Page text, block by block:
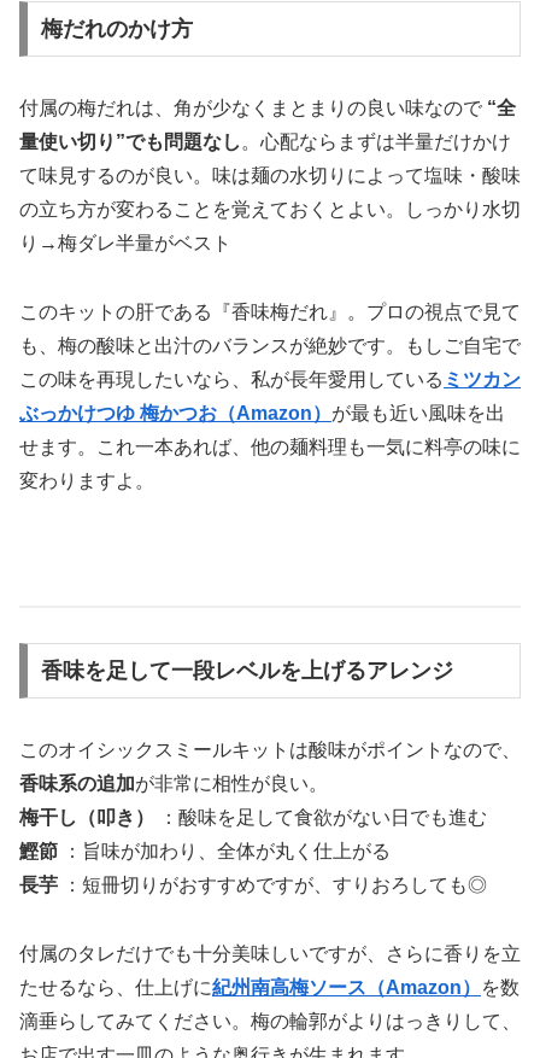
梅だれのかけ方
付属の梅だれは、角が少なくまとまりの良い味なので “全
量使い切り”でも問題なし 。心配ならまずは半量だけかけ
て味見するのが良い。味は麺の水切りによって塩味・酸味
の立ち方が変わることを覚えておくとよい。しっかり水切
り→梅ダレ半量がベスト
このキットの肝である『香味梅だれ』。プロの視点で見て
も、梅の酸味と出汁のバランスが絶妙です。もしご自宅で
この味を再現したいなら、私が長年愛用している ミツカン
ぶっかけつゆ 梅かつお（Amazon） が最も近い風味を出
せます。これ一本あれば、他の麺料理も一気に料亭の味に
変わりますよ。
香味を足して一段レベルを上げるアレンジ
このオイシックスミールキットは酸味がポイントなので、
香味系の追加が非常に相性が良い。
梅干し（叩き）
：酸味を足して食欲がない日でも進む
鰹節 ：旨味が加わり、全体が丸く仕上がる
長芋 ：短冊切りがおすすめですが、すりおろしても◎
付属のタレだけでも十分美味しいですが、さらに香りを立
たせるなら、仕上げに紀州南高梅ソース（Amazon）
を数
滴垂らしてみてください。梅の輪郭がよりはっきりして、